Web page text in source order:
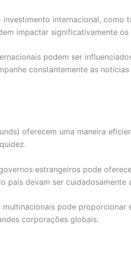
internacional, como
impactar significativamente os
podem ser
constantemente as
oferecem uma maneira
estrangeiros pode
país devam ser cuidadosamente
pode proporcionar
corporações globais.